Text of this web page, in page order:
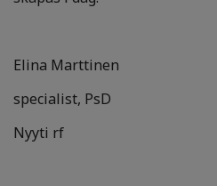
Elina Marttinen
specialist, PsD
Nyyti rf